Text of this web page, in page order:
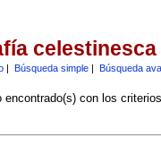
celestinesca
| Búsqueda simple| Búsqueda
encontrado(s) con los